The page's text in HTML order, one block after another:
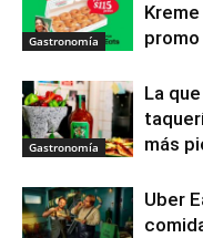
Gastronomía
Gastronomía
La
más
Uber